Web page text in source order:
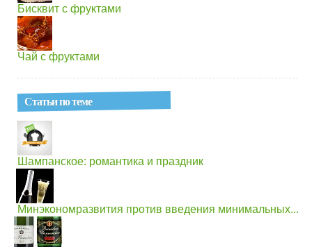
Бисквит с фруктами
Чай с фруктами
Статьи по теме
Шампанское: романтика и праздник
Минэкономразвития против введения минимальных...